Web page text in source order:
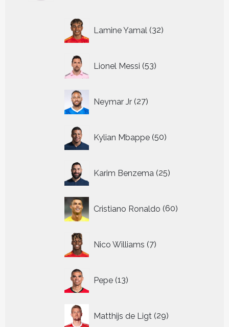
Lamine Yamal 32
producten
Lionel Messi 53
producten
Neymar Jr 27
producten
Kylian Mbappe 50
producten
Karim Benzema 25
producten
Cristiano Ronaldo 60
producten
Nico Williams 7
producten
Pepe 13
producten
Matthijs de Ligt 29
producten